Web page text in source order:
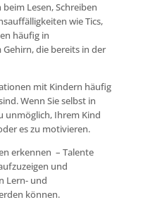
Lesen, Schreiben
wie Tics,
häufig in
die bereits in der
mit Kindern häufig
Wenn Sie selbst in
unmöglich, Ihrem Kind
es zu motivieren.
erkennen – Talente
und
Lern- und
können.